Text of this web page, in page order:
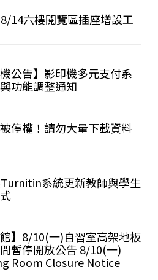
14六樓閱覽區插座增設工
機公告】影印機多元支付系
功能調整通知
停權！請勿大量下載資料
系統更新教師與學生
館】8/10(一)自習室高架地板
暫停開放公告 8/10(一)
Room Closure Notice